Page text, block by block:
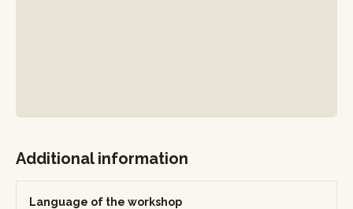
Additional information
Language of the workshop